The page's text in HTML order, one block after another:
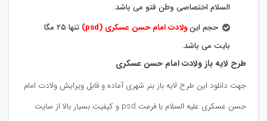
السلام اختصاصی وطن فتو می باشد.
حجم اینولادت امام حسن عسکری (psd)
تنها ۲۵ مگا
بایت می باشد.
طرح لایه باز ولادت امام حسن عسکری
جهت دانلود این طرح لایه باز بنر شهری آماده و قابل ویرایش ولادت امام
حسن عسکری علیه السلام با فرمت psd و کیفیت بسیار بالا از سایت